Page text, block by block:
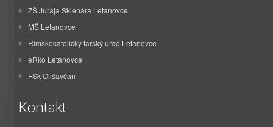
ZŠ Juraja Sklenára Letanovce
MŠ Letanovce
Rímskokatolícky farský úrad Letanovce
eRko Letanovce
FSk Olišavčan
Kontakt